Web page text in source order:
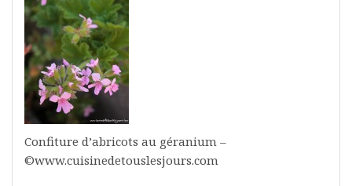
Confiture d’abricots au géranium –
©www.cuisinedetouslesjours.com